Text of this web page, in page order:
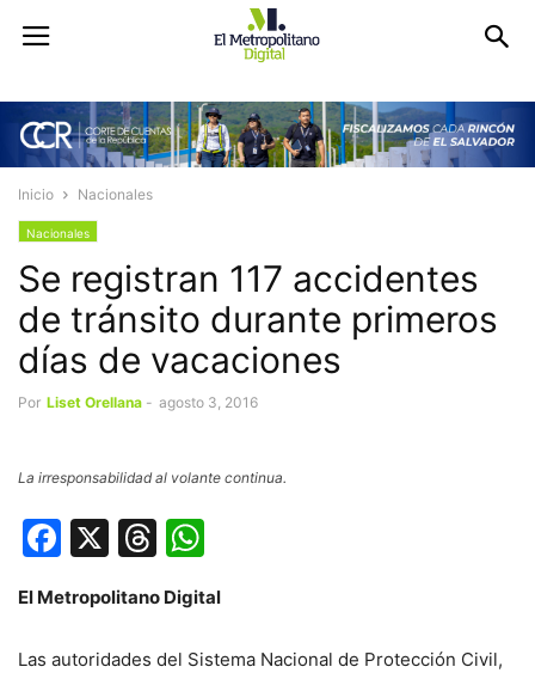
Inicio Nacionales
Nacionales
Se registran 117 accidentes
de tránsito durante primeros
días de vacaciones
Por Liset Orellana - agosto 3, 2016
La irresponsabilidad al volante continua.
Facebook
X Threads
El Metropolitano Digital
Las autoridades del Sistema Nacional de Protección Civil,